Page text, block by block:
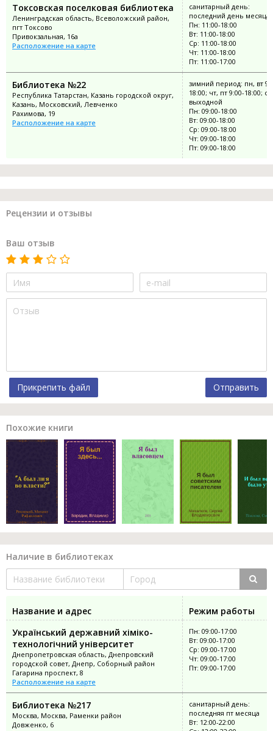
Токсовская поселковая библиотека
Ленинградская область, Всеволожский район,
пгт Токсово
Привокзальная, 16а
Расположение на карте
санитарный день:
последний день месяца
Пн: 11:00-18:00
Вт: 11:00-18:00
Ср: 11:00-18:00
Чт: 11:00-18:00
Пт: 11:00-17:00
Библиотека №22
Республика Татарстан, Казань городской округ,
Казань, Московский, Левченко
Рахимова, 19
Расположение на карте
зимний период: пн, вт
18:00; чт, пт 9:00-18:00; ср
выходной
Пн: 09:00-18:00
Вт: 09:00-18:00
Ср: 09:00-18:00
Чт: 09:00-18:00
Пт: 09:00-18:00
Рецензии и отзывы
Ваш отзыв
Прикрепить файл Отправить
Похожие книги
Наличие в библиотеках
Название и адрес
Режим работы
Український державний хіміко-
технологічний університет
Днепропетровская область, Днепровский
городской совет, Днепр, Соборный район
Гагарина проспект, 8
Расположение на карте
Пн: 09:00-17:00
Вт: 09:00-17:00
Ср: 09:00-17:00
Чт: 09:00-17:00
Пт: 09:00-17:00
Библиотека №217
Москва, Москва, Раменки район
Довженко, 6
санитарный день:
последняя пт месяца
Вт: 12:00-22:00